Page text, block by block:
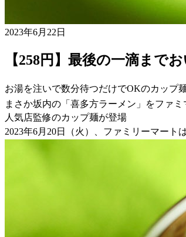
2023年6月22日
【258円】最後の一滴まで
お湯を注いで数分待つだけでOKのカップ
まさか坂内の「喜多方ラーメン」をファ
人気店監修のカップ麺が登場
2023年6月20日（火）、ファミリーマー